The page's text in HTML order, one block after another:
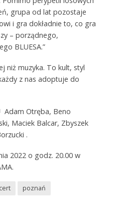
grupa od lat pozostaje
i gra dokładnie to, co gra
– porządnego,
BLUESA.”
niż muzyka. To kult, styl
z nas adoptuje do
Adam Otręba, Beno
Maciek Balcar, Zbyszek
.
2022 o godz. 20.00 w
poznań